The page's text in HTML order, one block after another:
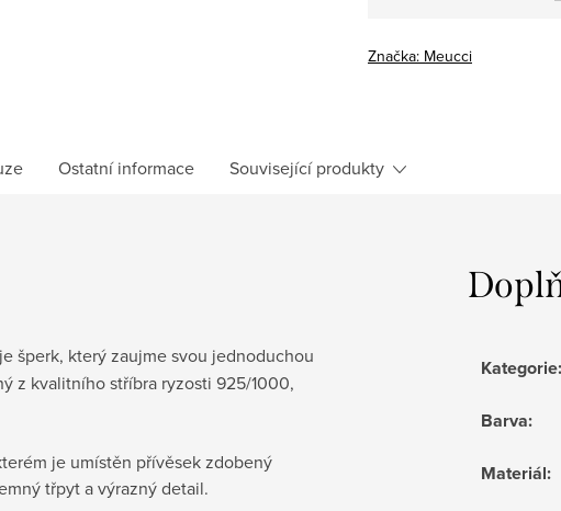
Značka: Meucci
Ostatní informace Související produkty
je šperk, který zaujme svou jednoduchou
z kvalitního stříbra ryzosti 925/1000,
je umístěn přívěsek zdobený
třpyt a výrazný detail.
Kategorie:
Barva:
Materiál: